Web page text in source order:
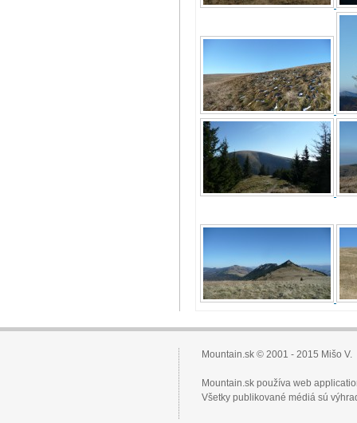
Mountain.sk © 2001 - 2015 Mišo V.
Mountain.sk používa web
Všetky publikované médiá sú